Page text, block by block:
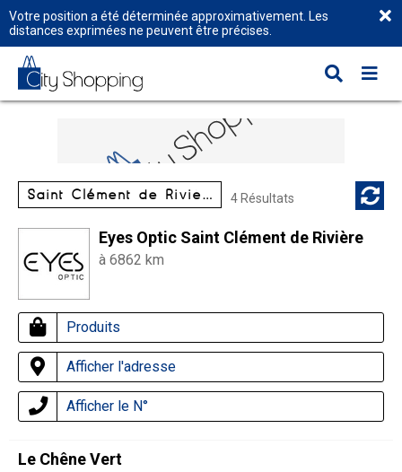
Votre position a été déterminée approximativement. Les
distances exprimées ne peuvent être précises.
Saint Clément de Rivière 4 Résultats
Eyes Optic Saint Clément de Rivière
à 6862 km
Produits
Afficher l'adresse
Afficher le N°
Le Chêne Vert